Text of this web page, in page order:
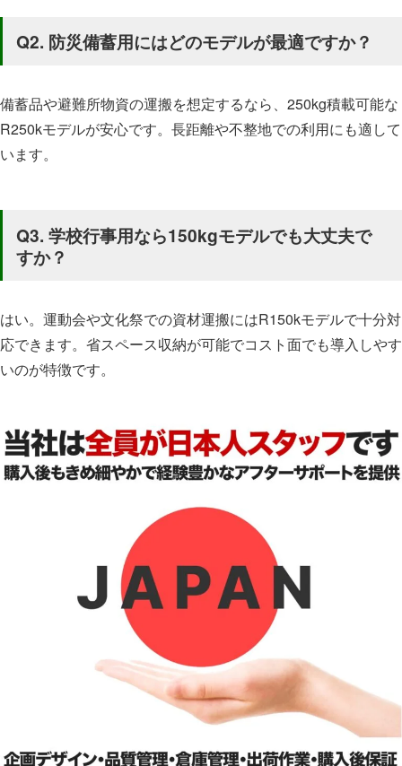
Q2. 防災備蓄用にはどのモデルが最適ですか？
備蓄品や避難所物資の運搬を想定するなら、250kg積載可能な
R250kモデルが安心です。長距離や不整地での利用にも適して
います。
Q3. 学校行事用なら150kgモデルでも大丈夫で
すか？
はい。運動会や文化祭での資材運搬にはR150kモデルで十分対
応できます。省スペース収納が可能でコスト面でも導入しやす
いのが特徴です。